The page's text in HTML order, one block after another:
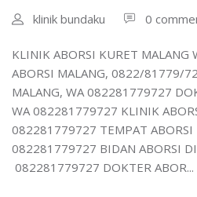
klinik bundaku 0
KLINIK ABORSI KURET
ABORSI MALANG, 0822/81779/
MALANG, WA 082281779727
WA 082281779727 KLINIK
082281779727 TEMPAT ABORSI
082281779727 BIDAN ABORSI
082281779727 DOKTER ABOR...